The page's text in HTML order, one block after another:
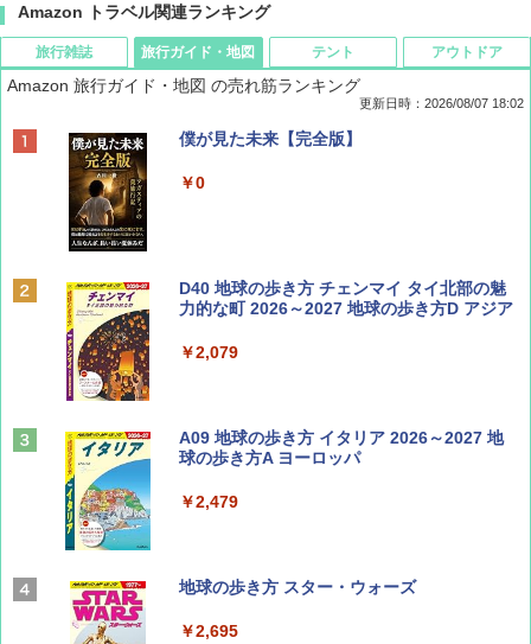
Amazon トラベル関連ランキング
旅行雑誌
ディズニーファン ２０２６年 ９月号 [雑
BE-PAL(ビ-パル) 2026年 9 月号【特別付録:
SOTO ミニマル"旅"財布 ランダム2種】
￥1,500
山と溪谷 2026年8月号「南アルプス大全」
Coyote No.89 特集 星野道夫 夢見る旅
￥1,540
旅行ガイド・地図
Amazon 旅行ガイド・地図 の売れ筋ランキング
更新日時：2026/08/07 18:02
僕が見た未来【完全版】
￥0
D40 地球の歩き方 チェンマイ タイ北部の魅
力的な町 2026～2027 地球の歩き方D アジア
￥2,079
A09 地球の歩き方 イタリア 2026～2027 地
球の歩き方A ヨーロッパ
￥2,479
地球の歩き方 スター・ウォーズ
￥2,695
テント アウトドア